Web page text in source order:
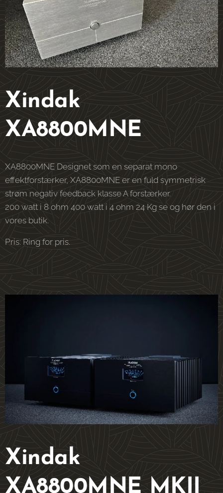
Xindak
XA8800MNE
XA8800MNE Designet som en separat mono
effektforstærker, XA8800MNE er en fuld symmetrisk
strøm negativ feedback klasse A forstærker.
200 watt i 8 ohm 400 watt i 4 ohm 24 Kg se og hør den i
vores butik.
Pris: Ring for pris.
Xindak
XA8800MNE MKII